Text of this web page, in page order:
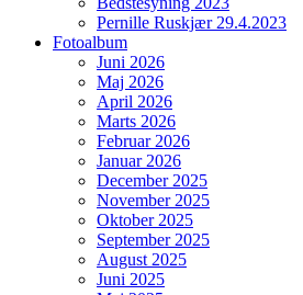
Pernille Ruskjær 29.4.2023
Fotoalbum
Juni 2026
Maj 2026
April 2026
Marts 2026
Februar 2026
Januar 2026
December 2025
November 2025
Oktober 2025
September 2025
August 2025
Juni 2025